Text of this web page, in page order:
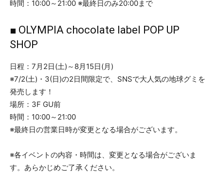
時間：10:00～21:00 ※最終日のみ20:00まで
■ OLYMPIA chocolate label POP UP
SHOP
日程：7月2日(土)～8月15日(月)
※7/2(土)・3(日)の2日間限定で、SNSで大人気の地球グミを
発売します！
場所：3F GU前
時間：10:00～21:00
※最終日の営業日時が変更となる場合がございます。
※各イベントの内容・時間は、変更となる場合がございま
す。あらかじめご了承ください。